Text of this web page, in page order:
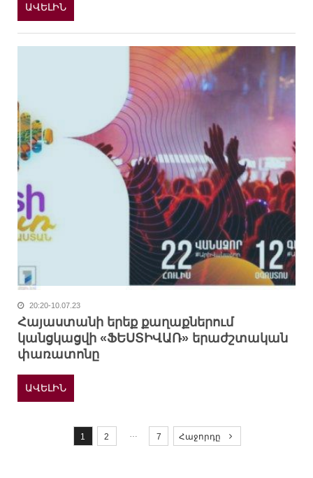
ԱՎԵԼԻՆ
20:20-10.07.23
Հայաստանի երեք քաղաքներում
կանցկացվի «ՖԵՍՏԻՎԱՌ» երաժշտական
փառատոնը
ԱՎԵԼԻՆ
1 2 … 7 Հաջորդը